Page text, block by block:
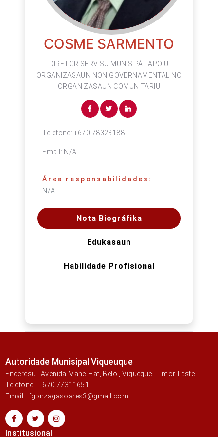
COSME SARMENTO
DIRETOR SERVISU MUNISIPÁL APOIU
ORGANIZASAUN NON GOVERNAMENTAL NO
ORGANIZASAUN COMUNITARIU
Telefone: +670 78323188
Email: N/A
Área responsabilidades:
N/A
Nota Biográfika
Edukasaun
Habilidade Profisional
Autoridade Munisipal Viqueuque
Enderesu : Avenida Mane-Hat, Beloi, Viqueque, Timor-Leste
Telefone : +670 77311651
Email : fgonzagasoares3@gmail.com
Institusional